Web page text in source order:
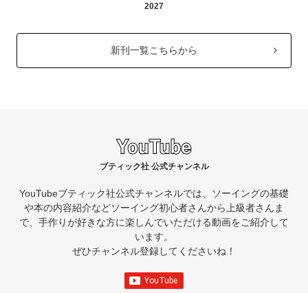
2027
新刊一覧こちらから
ブティック社 公式チャンネル
YouTubeブティック社公式チャンネルでは、ソーイングの基礎
や本の内容紹介などソーイング初心者さんから上級者さんま
で、手作りが好きな方に楽しんでいただける動画をご紹介して
います。
ぜひチャンネル登録してくださいね！